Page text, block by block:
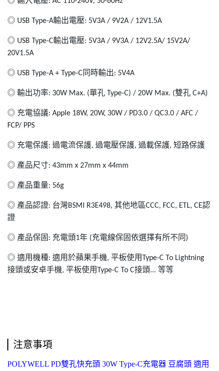
◎ USB Type-A輸出電壓: 5V3A / 9V2A / 12V1.5A
◎ USB Type-C輸出電壓: 5V3A / 9V3A / 12V2.5A/ 15V2A/
20V1.5A
◎ USB Type-A + Type-C 同時輸出: 5V4A
◎ 輸出功率: 30W Max. (單孔 Type-C) / 20W Max. (雙孔 C+A)
◎ 充電協議: Apple 18W, 20W, 30W / PD3.0 / QC3.0 / AFC /
FCP/ PPS
◎ 充電保護: 過電流保護, 過電壓保護, 過載保護, 短路保護
◎ 產品尺寸: 43mm x 27mm x 44mm
◎ 產品重量: 56g
◎ 產品認證: 台灣BSMI R3E498, 其他地區CCC, FCC, ETL, CE認
證
◎ 產品保固 : 充電頭1年 (充電線保固依選擇有所不同 )
◎ 適用機種: 適用於蘋果手機, 平板使用 Type-C To Lightning
接頭或安卓手機, 平板使用 Type-C To C接頭... 等等
注意事項
POLYWELL PD雙孔快充頭 30W Type-C充電器 豆腐頭 適用